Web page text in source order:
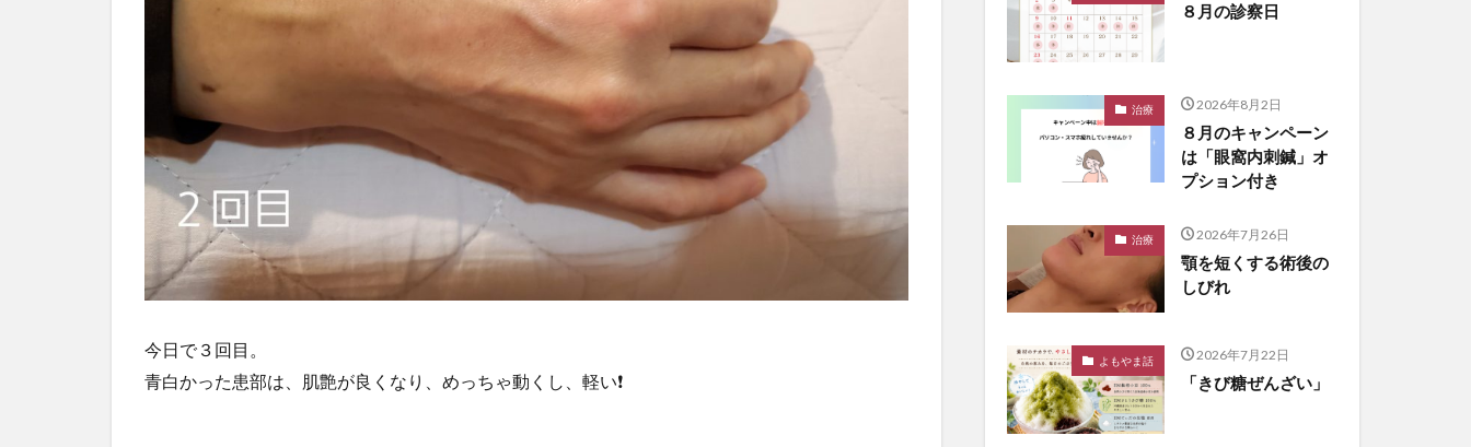
今日で３回目。
青白かった患部は、肌艶が良くなり、めっちゃ動くし、軽い❗
８月の診察日
治療 2026年8月2日
８月のキャンペーン
は「眼窩内刺鍼」オ
プション付き
治療 2026年7月26日
顎を短くする術後の
しびれ
よもやま話 2026年7月22日
「きび糖ぜんざい」